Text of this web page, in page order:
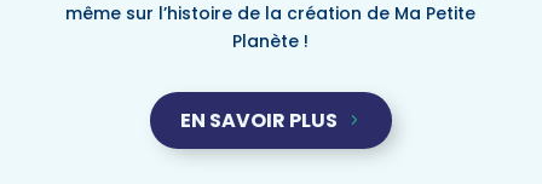
même sur l’histoire de la création de Ma Petite
Planète !
EN SAVOIR PLUS